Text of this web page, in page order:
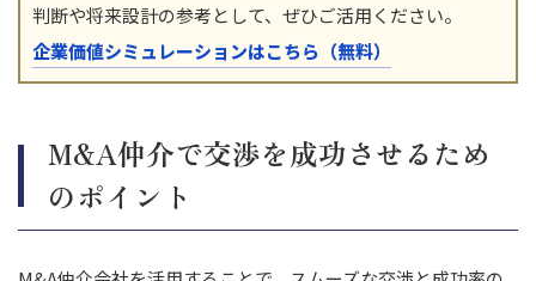
判断や将来設計の参考として、ぜひご活用ください。
企業価値シミュレーションはこちら（無料）
M&A仲介で交渉を成功させるため
のポイント